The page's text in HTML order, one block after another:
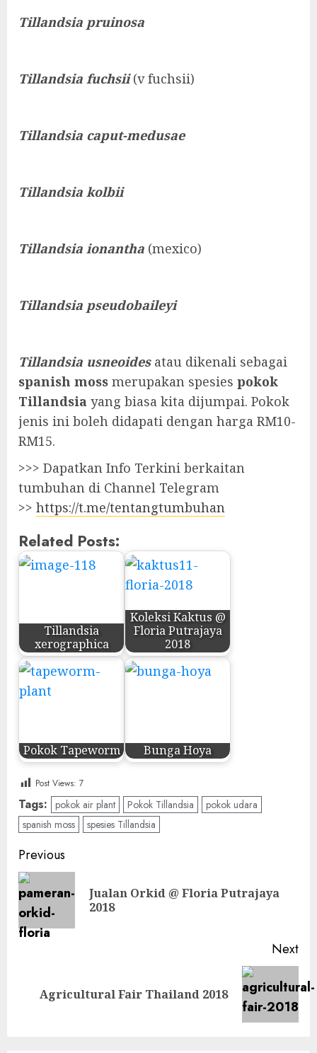
Tillandsia pruinosa
Tillandsia fuchsii(v fuchsii)
Tillandsia caput-medusae
Tillandsia kolbii
Tillandsia ionantha (mexico)
Tillandsia pseudobaileyi
Tillandsia usneoidesatau dikenali sebagai
spanish moss merupakan spesies pokok
Tillandsia yang biasa kita dijumpai. Pokok
jenis ini boleh didapati dengan harga RM10-
RM15.
>>> Dapatkan Info Terkini berkaitan
tumbuhan di Channel Telegram
>> https://t.me/tentangtumbuhan
Related Posts:
Tillandsia
xerographica
Koleksi Kaktus @
Floria Putrajaya
2018
Pokok Tapeworm Bunga Hoya
Post Views: 7
Tags: pokok air plant Pokok Tillandsia
pokok udara
spanish moss
spesies Tillandsia
Post
navigation
Previous
Jualan Orkid @ Floria Putrajaya
2018
Next
NextAgricultural Fair Thailand 2018